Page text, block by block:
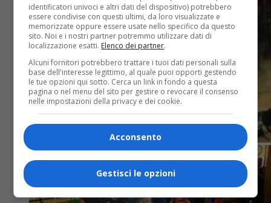
identificatori univoci e altri dati del dispositivo) potrebbero
essere condivise con questi ultimi, da loro visualizzate e
memorizzate oppure essere usate nello specifico da questo
sito. Noi e i nostri partner potremmo utilizzare dati di
localizzazione esatti. Elenco dei partner.
Alcuni fornitori potrebbero trattare i tuoi dati personali sulla
base dell'interesse legittimo, al quale puoi opporti gestendo
le tue opzioni qui sotto. Cerca un link in fondo a questa
pagina o nel menu del sito per gestire o revocare il consenso
nelle impostazioni della privacy e dei cookie.
Acconsento
Gestisci le opzioni